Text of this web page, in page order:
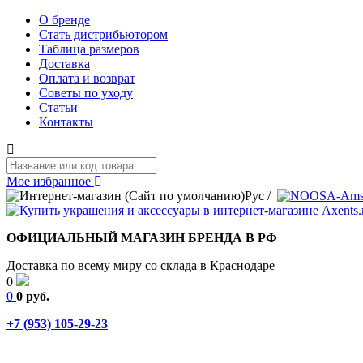
О бренде
Стать дистрибьютором
Таблица размеров
Доставка
Оплата и возврат
Советы по уходу
Статьи
Контакты
Мое избранное
Рус /
ОФИЦИАЛЬНЫЙ МАГАЗИН БРЕНДА В РФ
Доставка по всему миру со склада в Краснодаре
0
0 0 руб.
+7 (953) 105-29-23